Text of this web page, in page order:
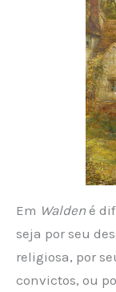
Em Walden é
seja por seu
religiosa, por
convictos, ou